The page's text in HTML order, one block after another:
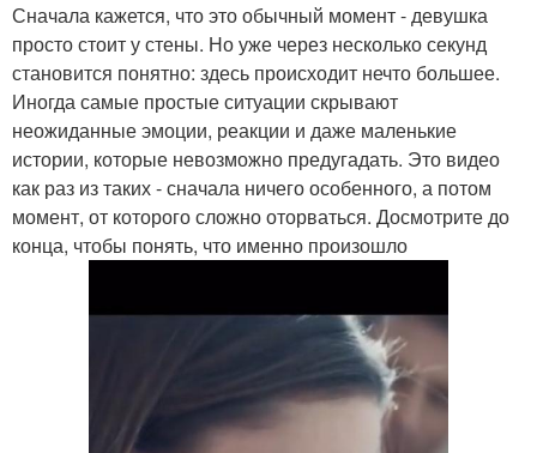
Сначала кажется, что это обычный момент - девушка
просто стоит у стены. Но уже через несколько секунд
становится понятно: здесь происходит нечто большее.
Иногда самые простые ситуации скрывают
неожиданные эмоции, реакции и даже маленькие
истории, которые невозможно предугадать. Это видео
как раз из таких - сначала ничего особенного, а потом
момент, от которого сложно оторваться. Досмотрите до
конца, чтобы понять, что именно произошло